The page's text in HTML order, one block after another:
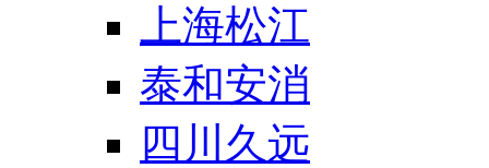
上海松江
泰和安消
四川久远